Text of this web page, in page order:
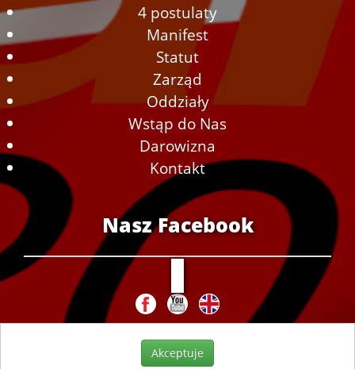
4 postulaty
Manifest
Statut
Zarząd
Oddziały
Wstąp do Nas
Darowizna
Kontakt
Nasz Facebook
Akceptuje